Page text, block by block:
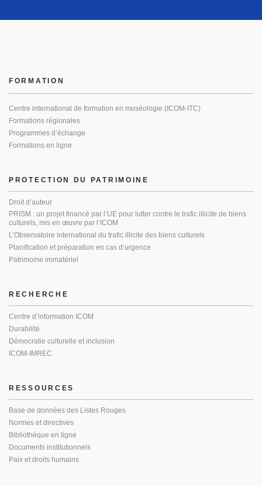
PROTECTION DU PATRIMOINE
Droit d’auteur
PRISM : un projet financé par l’UE pour lutter contre le trafic illicite de biens
culturels, mis en œuvre par l’ICOM
L’Observatoire international du trafic illicite des biens culturels
Planification et préparation en cas d’urgence
Patrimoine immatériel
FORMATION
Centre international de formation en muséologie (ICOM-ITC)
Formations régionales
Programmes d’échange
Formations en ligne
RECHERCHE
Centre d’information ICOM
Durabilité
Démocratie culturelle et inclusion
ICOM-IMREC
RESSOURCES
Base de données des Listes Rouges
Normes et directives
Bibliothèque en ligne
Documents institutionnels
Paix et droits humains